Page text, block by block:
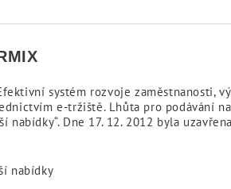
systém rozvoje zaměstnanosti,
e-tržiště. Lhůta pro podávání
Dne 17. 12. 2012 byla
nabídky